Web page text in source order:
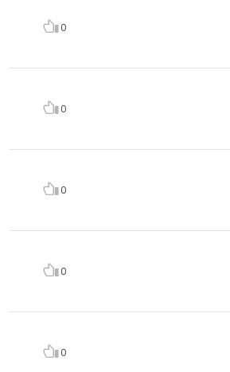
0
0
0
0
0